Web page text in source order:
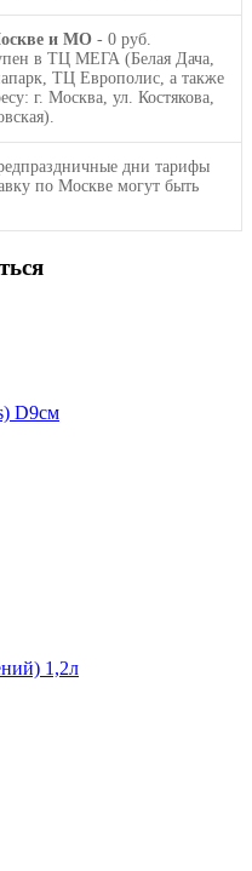
и МО - 0 руб.
в ТЦ МЕГА (Белая Дача,
ТЦ Европолис, а также
г. Москва, ул. Костякова,
дни тарифы
по Москве могут быть
D9см
1,2л